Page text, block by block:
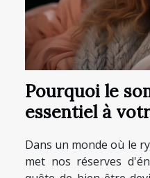
Pourquoi le
essentiel à
Dans un monde où le
met nos réserves